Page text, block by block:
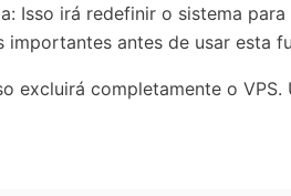
Isso irá redefinir o sistema para
importantes antes de usar esta
excluirá completamente o VPS.